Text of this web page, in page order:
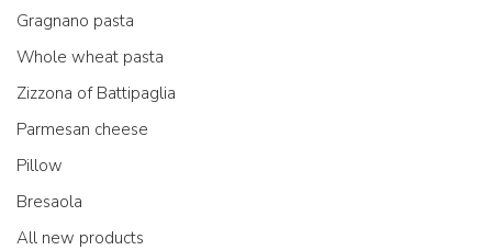
Gragnano pasta
Whole wheat pasta
Zizzona of Battipaglia
Parmesan cheese
Pillow
Bresaola
All new products